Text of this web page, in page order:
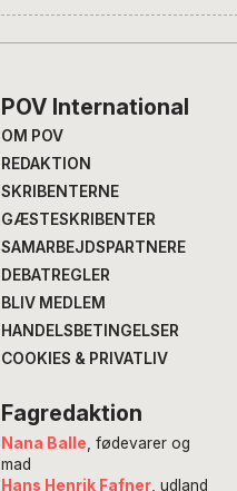
POV International
OM POV
REDAKTION
SKRIBENTERNE
GÆSTESKRIBENTER
SAMARBEJDSPARTNERE
DEBATREGLER
BLIV MEDLEM
HANDELSBETINGELSER
COOKIES & PRIVATLIV
Fagredaktion
Nana Balle , fødevarer og
mad
Hans Henrik Fafner, udland